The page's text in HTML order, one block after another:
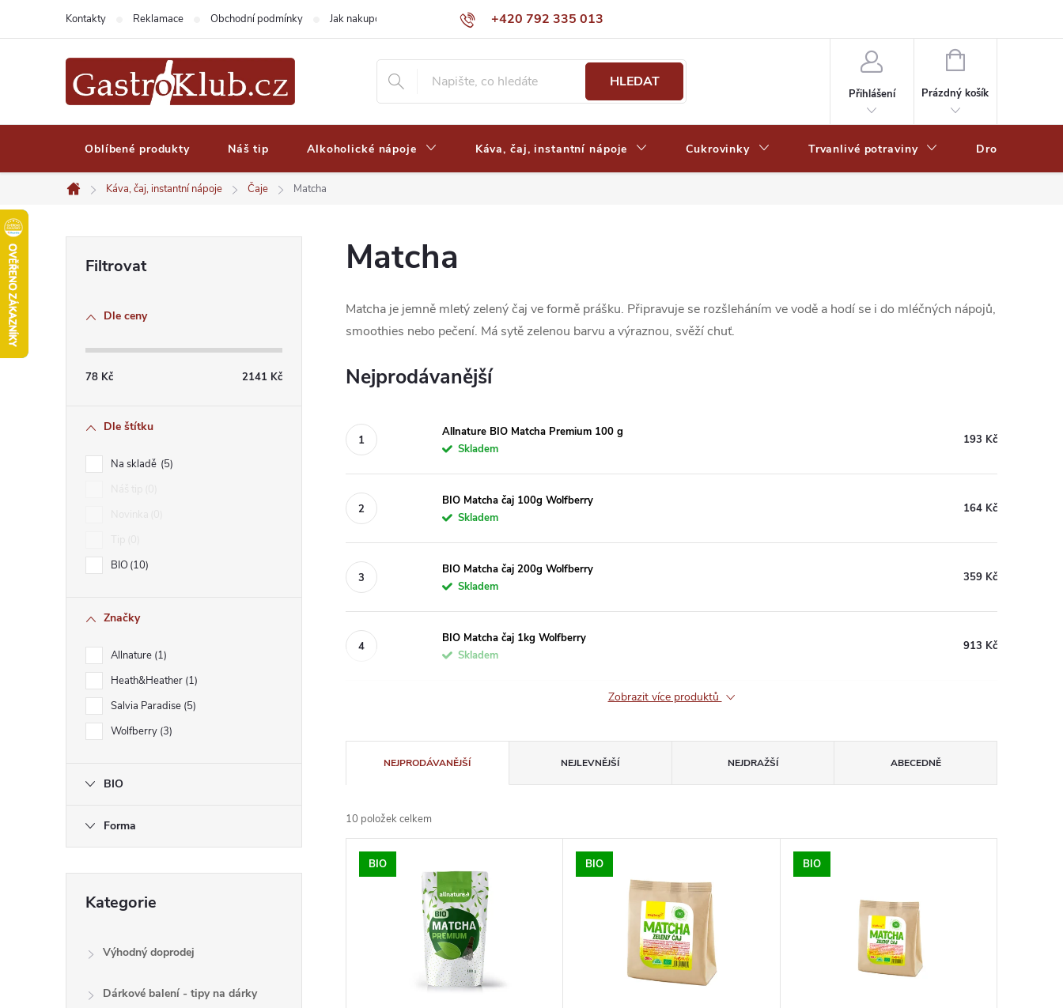
+420 792 335 013
Kontakty Reklamace Obchodní podmínky Jak nakupovat Výdejní místa a ceny dopravy Často kladené otázky
HLEDAT
Přihlášení
NÁKUPNÍ
Prázdný košík
Oblíbené produkty Náš tip Alkoholické nápoje Káva, čaj, instantní nápoje Cukrovinky Trvanlivé potraviny Drogerie
Domů
Káva, čaj, instantní nápoje Čaje Matcha
Dle ceny
78 Kč 2141 Kč
Dle štítku
Na skladě 5
BIO 10
Značky
Allnature 1
Heath&Heather 1
Salvia Paradise 5
Wolfberry 3
BIO
Forma
kategorie
Kategorie
Výhodný doprodej
Dárkové balení - tipy na dárky
Matcha
Matcha je jemně mletý zelený čaj ve formě prášku. Připravuje se rozšleháním ve vodě a hodí se i do mléčných nápojů,
smoothies nebo pečení. Má sytě zelenou barvu a výraznou, svěží chuť.
Nejprodávanější
Allnature BIO Matcha Premium 100 g
Skladem
193 Kč
BIO Matcha čaj 100g Wolfberry
Skladem
164 Kč
BIO Matcha čaj 200g Wolfberry
Skladem
359 Kč
BIO Matcha čaj 1kg Wolfberry
Skladem
913 Kč
Zobrazit více produktů
a
z
e
NEJPRODÁVANĚJŠÍ NEJLEVNĚJŠÍ NEJDRAŽŠÍ ABECEDNĚ
10 položek celkem
VBIO BIO BIO